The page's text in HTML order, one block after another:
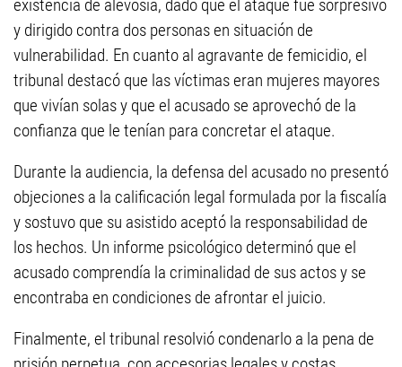
existencia de alevosía, dado que el ataque fue sorpresivo
y dirigido contra dos personas en situación de
vulnerabilidad. En cuanto al agravante de femicidio, el
tribunal destacó que las víctimas eran mujeres mayores
que vivían solas y que el acusado se aprovechó de la
confianza que le tenían para concretar el ataque.
Durante la audiencia, la defensa del acusado no presentó
objeciones a la calificación legal formulada por la fiscalía
y sostuvo que su asistido aceptó la responsabilidad de
los hechos. Un informe psicológico determinó que el
acusado comprendía la criminalidad de sus actos y se
encontraba en condiciones de afrontar el juicio.
Finalmente, el tribunal resolvió condenarlo a la pena de